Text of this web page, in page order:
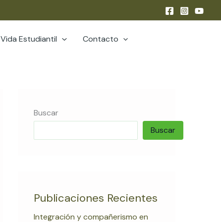
Vida Estudiantil Contacto
Buscar
Buscar
Publicaciones Recientes
Integración y compañerismo en